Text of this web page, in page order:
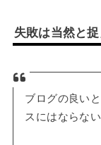
失敗は当然と
ブログの良い
スにはならない